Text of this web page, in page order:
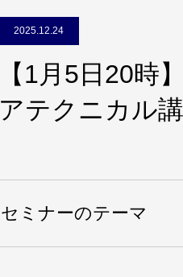
2025.12.24
【1月5日20時
アテクニカル
セミナーのテーマ